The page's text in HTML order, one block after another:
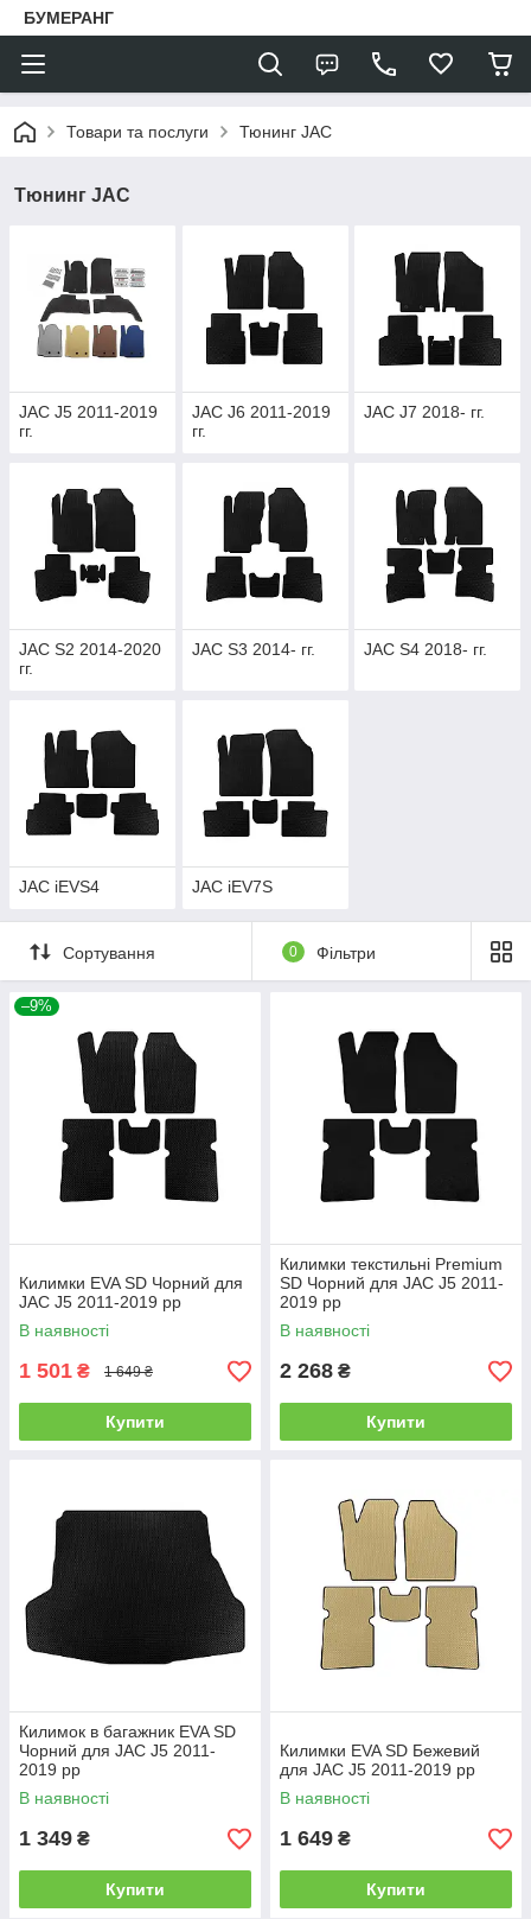
БУМЕРАНГ
Товари та послуги Тюнинг JAC
Тюнинг JAC
JAC J5 2011-2019
гг.
JAC J6 2011-2019
гг.
JAC J7 2018- гг.
JAC S2 2014-2020
гг.
JAC S3 2014- гг. JAC S4 2018- гг.
JAC iEVS4 JAC iEV7S
Сортування 0 Фільтри
–9%
Килимки EVA SD Чорний для
JAC J5 2011-2019 рр
В наявності
1 501 ₴ 1 649 ₴
Купити
Килимки текстильні Premium
SD Чорний для JAC J5 2011-
2019 рр
В наявності
2 268 ₴
Купити
Килимок в багажник EVA SD
Чорний для JAC J5 2011-
2019 рр
В наявності
1 349 ₴
Купити
Килимки EVA SD Бежевий
для JAC J5 2011-2019 рр
В наявності
1 649 ₴
Купити